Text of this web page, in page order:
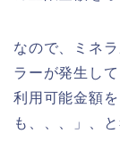
なので、ミネ
ラーが発生し
利用可能金額
も、、、」、